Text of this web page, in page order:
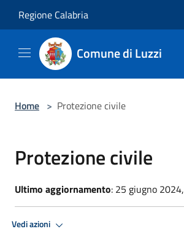
Regione Calabria
Comune di Luzzi
Home > Protezione civile
Protezione civile
Ultimo aggiornamento: 25 giugno
Vedi azioni